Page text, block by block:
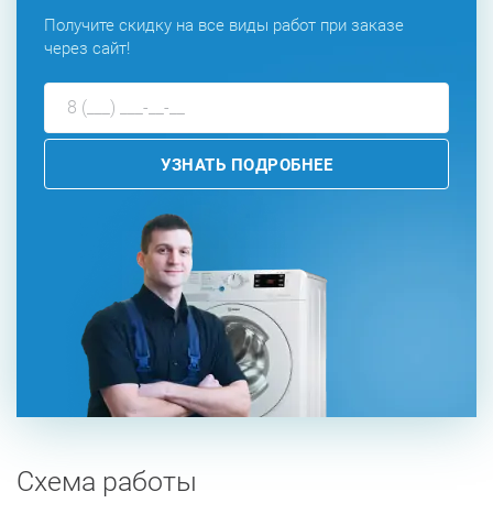
Получите скидку на все виды работ при заказе
через сайт!
УЗНАТЬ ПОДРОБНЕЕ
Схема работы